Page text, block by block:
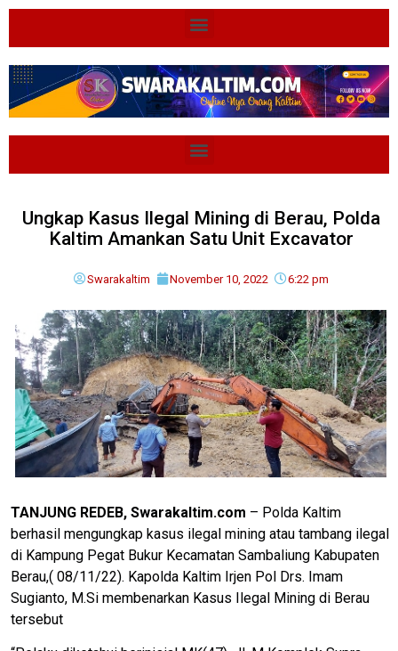
Ungkap Kasus Ilegal Mining di Berau, Polda
Kaltim Amankan Satu Unit Excavator
Swarakaltim November 10, 2022 6:22 pm
TANJUNG REDEB, Swarakaltim.com – Polda Kaltim
berhasil mengungkap kasus ilegal mining atau tambang ilegal
di Kampung Pegat Bukur Kecamatan Sambaliung Kabupaten
Berau,( 08/11/22). Kapolda Kaltim Irjen Pol Drs. Imam
Sugianto, M.Si membenarkan Kasus Ilegal Mining di Berau
tersebut